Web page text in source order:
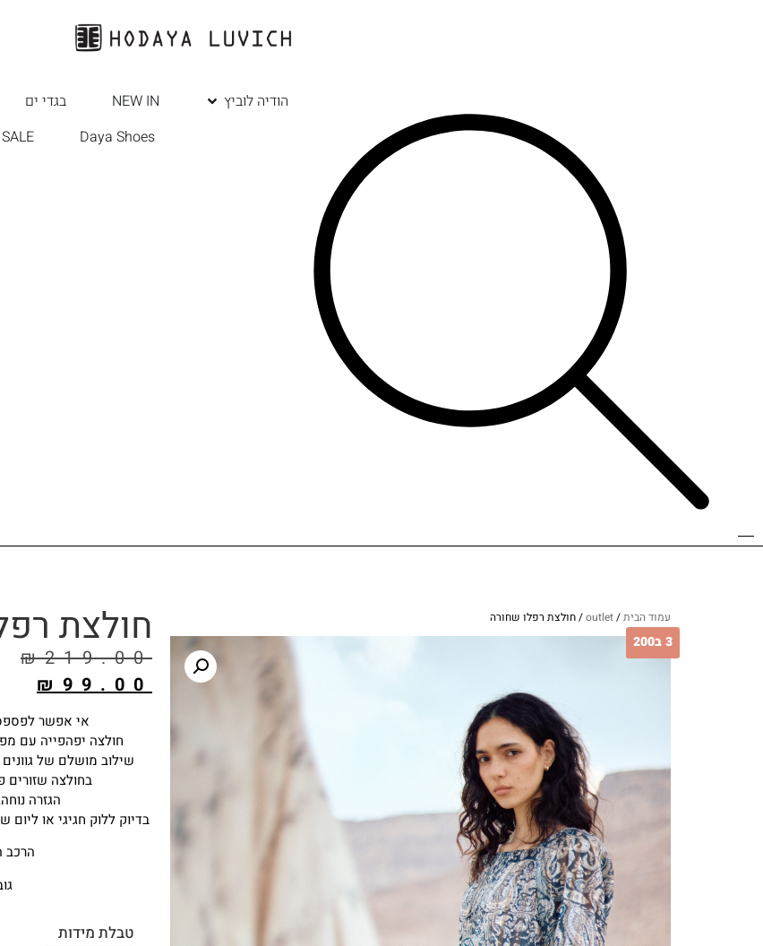
הודיה לוביץ NEW IN בגדי ים
Daya Shoes
SALE
עמוד הבית/
outlet/ חולצת רפלו שחורה
3 ב200 חולצת
₪219.00
₪ 99.00
אי אפשר
חולצה יפהפייה עם
שילוב מושלם של גוונים
בחולצה שזורים
הגזרה
בדיוק ללוק חגיגי או
הרכב הבד:
טבלת מידות